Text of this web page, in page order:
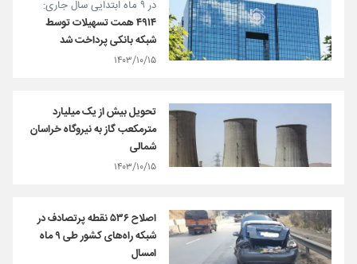
در ۹ ماه ابتدایی سال جاری:
۴۹۱۴ همت تسهیلات توسط
شبکه بانکی پرداخت شد
۱۴۰۳/۱۰/۱۵
تحویل بیش از یک میلیارد
مترمکعب گاز به نیروگاه‌ خراسان
شمالی
۱۴۰۳/۱۰/۱۵
اصلاح ۵۳۶ نقطه پرتصادف در
شبکه راه‌های کشور طی ۹ ماه
امسال